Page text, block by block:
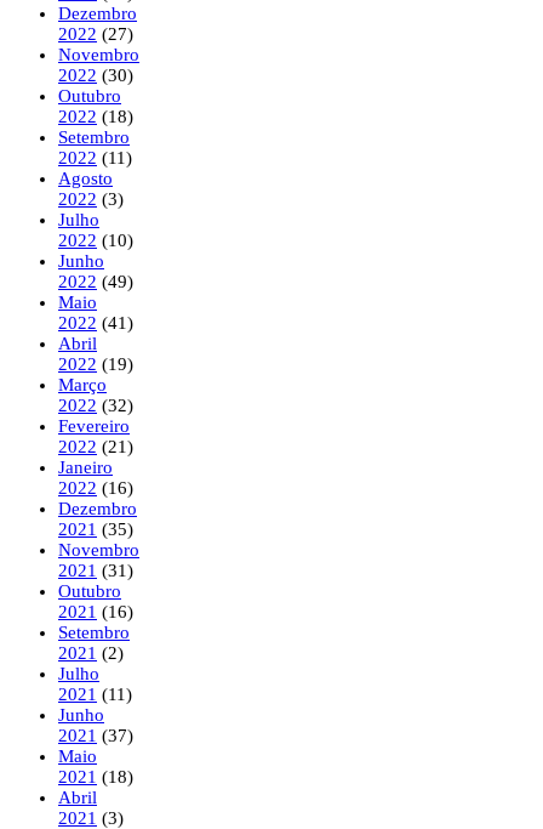
Dezembro
2022 (27)
Novembro
2022 (30)
Outubro
2022 (18)
Setembro
2022 (11)
Agosto
2022 (3)
Julho
2022 (10)
Junho
2022 (49)
Maio
2022 (41)
Abril
2022 (19)
Março
2022 (32)
Fevereiro
2022 (21)
Janeiro
2022 (16)
Dezembro
2021 (35)
Novembro
2021 (31)
Outubro
2021 (16)
Setembro
2021 (2)
Julho
2021 (11)
Junho
2021 (37)
Maio
2021 (18)
Abril
2021 (3)